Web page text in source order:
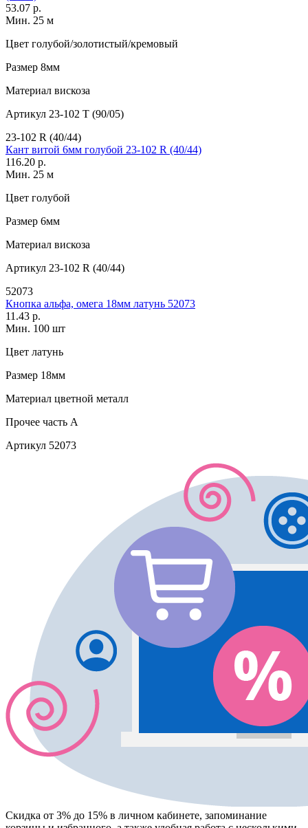
53.07 р.
Мин. 25 м
Цвет голубой/золотистый/кремовый
Размер 8мм
Материал вискоза
Артикул 23-102 T (90/05)
23-102 R (40/44)
Кант витой 6мм голубой 23-102 R (40/44)
116.20 р.
Мин. 25 м
Цвет голубой
Размер 6мм
Материал вискоза
Артикул 23-102 R (40/44)
52073
Кнопка альфа, омега 18мм латунь 52073
11.43 р.
Мин. 100 шт
Цвет латунь
Размер 18мм
Материал цветной металл
Прочее часть A
Артикул 52073
Скидка от 3% до 15% в личном кабинете, запоминание